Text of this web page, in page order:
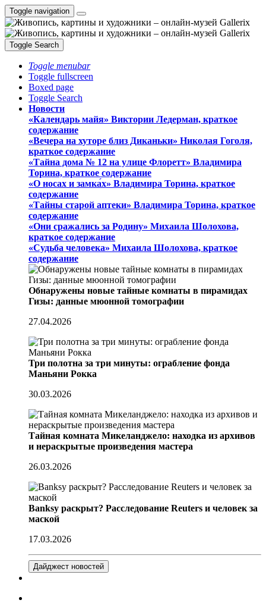
Toggle navigation
Toggle Search
Toggle menubar
Toggle fullscreen
Boxed page
Toggle Search
Новости
«Календарь майя» Виктории Ледерман, краткое
содержание
«Вечера на хуторе близ Диканьки» Николая Гоголя,
краткое содержание
«Тайна дома № 12 на улице Флоретт» Владимира
Торина, краткое содержание
«О носах и замка́х» Владимира Торина, краткое
содержание
«Тайны старой аптеки» Владимира Торина, краткое
содержание
«Они сражались за Родину» Михаила Шолохова,
краткое содержание
«Судьба человека» Михаила Шолохова, краткое
содержание
Обнаружены новые тайные комнаты в пирамидах
Гизы: данные мюонной томографии
27.04.2026
Три полотна за три минуты: ограбление фонда
Маньяни Рокка
30.03.2026
Тайная комната Микеланджело: находка из архивов
и нераскрытые произведения мастера
26.03.2026
Banksy раскрыт? Расследование Reuters и человек за
маской
17.03.2026
Дайджест новостей